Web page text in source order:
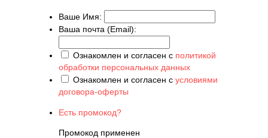
Ваше Имя:
Ваша почта (Email):
Ознакомлен и согласен с политикой
обработки персональных данных
Ознакомлен и согласен с условиями
договора-оферты
Есть промокод?
Промокод применен